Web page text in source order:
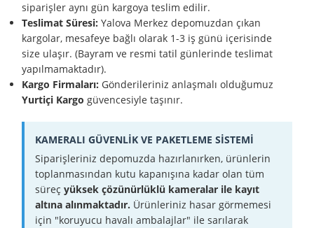
siparişler aynı gün kargoya teslim edilir.
Teslimat Süresi: Yalova Merkez depomuzdan çıkan
kargolar, mesafeye bağlı olarak 1-3 iş günü içerisinde
size ulaşır. (Bayram ve resmi tatil günlerinde teslimat
yapılmamaktadır).
Kargo Firmaları: Gönderileriniz anlaşmalı olduğumuz
Yurtiçi Kargo güvencesiyle taşınır.
KAMERALI GÜVENLİK VE PAKETLEME SİSTEMİ
Siparişleriniz depomuzda hazırlanırken, ürünlerin
toplanmasından kutu kapanışına kadar olan tüm
süreç yüksek çözünürlüklü kameralar ile kayıt
altına alınmaktadır. Ürünleriniz hasar görmemesi
için "koruyucu havalı ambalajlar" ile sarılarak